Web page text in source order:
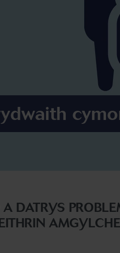
DATRYS